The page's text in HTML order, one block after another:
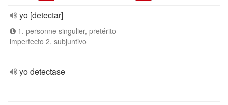
yo [detectar]
1. personne singulier, pretérito
imperfecto 2, subjuntivo
yo detectase